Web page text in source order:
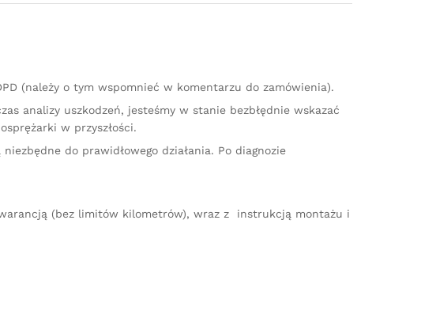
(należy o tym wspomnieć w komentarzu do zamówienia).
analizy uszkodzeń, jesteśmy w stanie bezbłędnie wskazać
w przyszłości.
do prawidłowego działania. Po diagnozie
(bez limitów kilometrów), wraz z instrukcją montażu i